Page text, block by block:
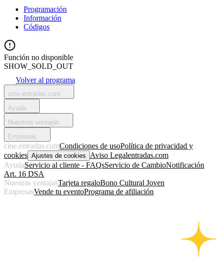
Programación
Información
Códigos
Función no disponible
SHOW_SOLD_OUT
Volver al programa
cine.entradas.com
Ayuda
Nuestras ventajas
Empresas
cine.entradas.comCondiciones de usoPolítica de privacidad y
cookies Ajustes de cookies Aviso Legalentradas.com
AyudaServicio al cliente - FAQsServicio de CambioNotificación
Art. 16 DSA
Nuestras ventajasTarjeta regaloBono Cultural Joven
EmpresasVende tu eventoPrograma de afiliación